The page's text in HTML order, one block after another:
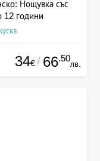
Нощувка със
12 години
34€ / 66.50
лв.